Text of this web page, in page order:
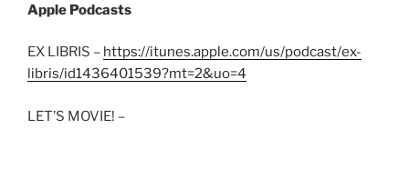
Apple Podcasts
EX LIBRIS – https://itunes.apple.com/us/podcast/ex-
libris/id1436401539?mt=2&uo=4
LET’S MOVIE! –